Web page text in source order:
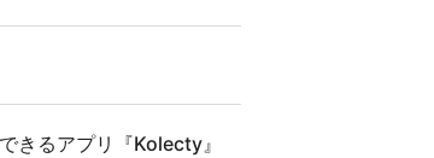
きるアプリ『Kolecty』